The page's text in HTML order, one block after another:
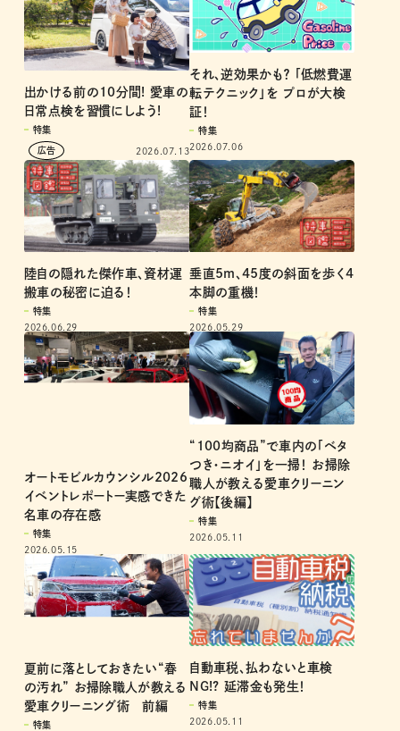
出かける前の10分間! 愛車の
日常点検を習慣にしよう!
特集
2026.07.13
それ、逆効果かも？ 「低燃費運
転テクニック」を プロが大検
証！
特集
2026.07.06
陸自の隠れた傑作車、資材運
搬車の秘密に迫る！
特集
2026.06.29
垂直5m、45度の斜面を歩く4
本脚の重機！
特集
2026.05.29
オートモビルカウンシル2026
イベントレポートー実感できた
名車の存在感
特集
2026.05.15
“100均商品”で車内の「ベタ
つき・ニオイ」を一掃！ お掃除
職人が教える愛車クリーニン
グ術【後編】
特集
2026.05.11
夏前に落としておきたい“春
の汚れ” お掃除職人が教える
愛車クリーニング術 前編
特集
自動車税、払わないと車検
NG!? 延滞金も発生！
特集
2026.05.11